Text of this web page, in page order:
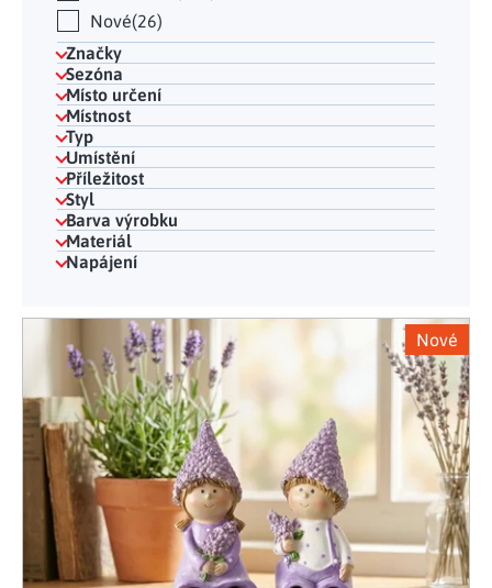
Nové 26
Značky
Sezóna
Místo určení
Místnost
Typ
Umístění
Příležitost
Styl
Barva výrobku
Materiál
Napájení
Výpis produktů Nové